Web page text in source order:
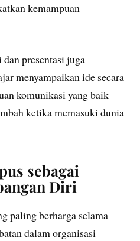
kemampuan
presentasi juga
menyampaikan ide secara
komunikasi yang baik
ketika memasuki dunia
sebagai
Diri
paling berharga selama
dalam organisasi